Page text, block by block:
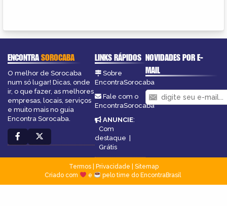
ENCONTRASOROCABA
O melhor de Sorocaba
num só lugar! Dicas, onde
ir, o que fazer, as melhores
empresas, locais, serviços
e muito mais no guia
Encontra Sorocaba.
LINKS RÁPIDOS
Sobre
EncontraSorocaba
Fale com o
EncontraSorocaba
ANUNCIE:
Com
destaque |
Grátis
NOVIDADES POR E-
MAIL
Termos| Privacidade
Sitemap
Criado com
e pelo time do EncontraBrasil